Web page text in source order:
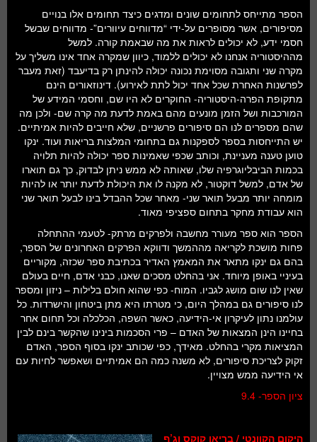
הספר מתייחס לתחומים שונים ומדגים כיצד תחומים אלו בנויים
מסיפורים, אשר מסופרים על-ידי “מדווחים עיוורים”- מדווחים שבשל
חסמי ידע, לא יכולים לראות את מה שבאמת קורה. למשל
מההיסטוריה אנחנו לא יכולים ללמוד, כיוון שמקרה אחד אינו משליך על
מקרה שני ותגובה מסוימת נכונה יכולה להינתן רק בדיעבד (זאת מעבר
לפרשנות האחרת שכל אחד יכול לתת לאירוע). דינוזאורים הינם
מתקופת הפרה-היסטוריה- החוקרים לא היו שם, וחסמי המידע של
המורכבות ושל הזמן מונעים מהם באמת לדעת מה קרה שם- ולכן מה
שהם מספרים לנו הם סיפורים פרשניים, שלא חייבים להיות אמיתיים.
יש התייחסות בספר לספקנות גם בתחומי המלצות בריאות ועוד. ינקו
טוען טענה מעניינת, וכותב שכפי שאמינות ספר יכולה להיות תלויה
בכמות הביבליוגרפיה שלו, שאותה לא ממש ניתן לבדוק, כך גם תוארו
של אדם, למשל דוקטור, לא מקנה לו את היכולת לדעת יותר או להיות
מומחה יותר מבעל תואר שני- מאחר שכל ההבדל בינו לבעל תואר שני
הוא עבודת מחקר בתחום ספציפי מאוד.
הספר הוא ספר מעורר מחשבה ולפרקים מרתק- לטעמי ההתחלה
פחות מושכת לקריאה מההמשך ודווקא הפרקים האחרונים של הספר,
בהם גם ינקו מתאר את המאמץ האדיר בכתיבת ספר שכזה, מקוריים
בעיניי באופן מיוחד. אני בהחלט מסכים שאנו, כבני אדם, חיים בעולם
שאין לנו שום מושג לגביו. המוח- כפי שהוא חולם בלילות – ניזון ומספר
לנו סיפורים גם במהלך היום, כי מטרתו היא מתן ביטחון והישרדות. כל
עולמנו נתון לעיקרון אי-הידיעה, כאשר השפה, הכלכלה וכל תחום אחר
בחיינו הינן המצאות של האדם – פרי הסכמות בינינו שהקשר בינם לבין
המציאות מקרי בהחלט. מאידך, כפי שכותב ינקו בסוף הספר, האדם
זקוק לצריכת סיפורים, לא משנה כמה הם אמיתיים ושאפשר לחיות עם
אי הידיעה ממש מצויין.
ציון הספר- 9.4
היקום הקוונטי / בריאן קוקס וג’ף